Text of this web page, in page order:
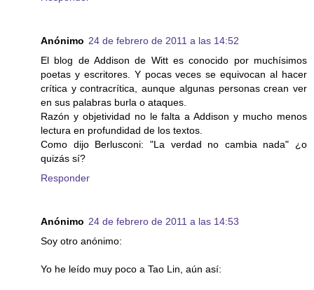
Anónimo 24 de febrero de 2011 a las 14:52
El blog de Addison de Witt es conocido por muchísimos
poetas y escritores. Y pocas veces se equivocan al hacer
crítica y contracrítica, aunque algunas personas crean ver
en sus palabras burla o ataques.
Razón y objetividad no le falta a Addison y mucho menos
lectura en profundidad de los textos.
Como dijo Berlusconi: "La verdad no cambia nada" ¿o
quizás sí?
Responder
Anónimo 24 de febrero de 2011 a las 14:53
Soy otro anónimo:
Yo he leído muy poco a Tao Lin, aún así: